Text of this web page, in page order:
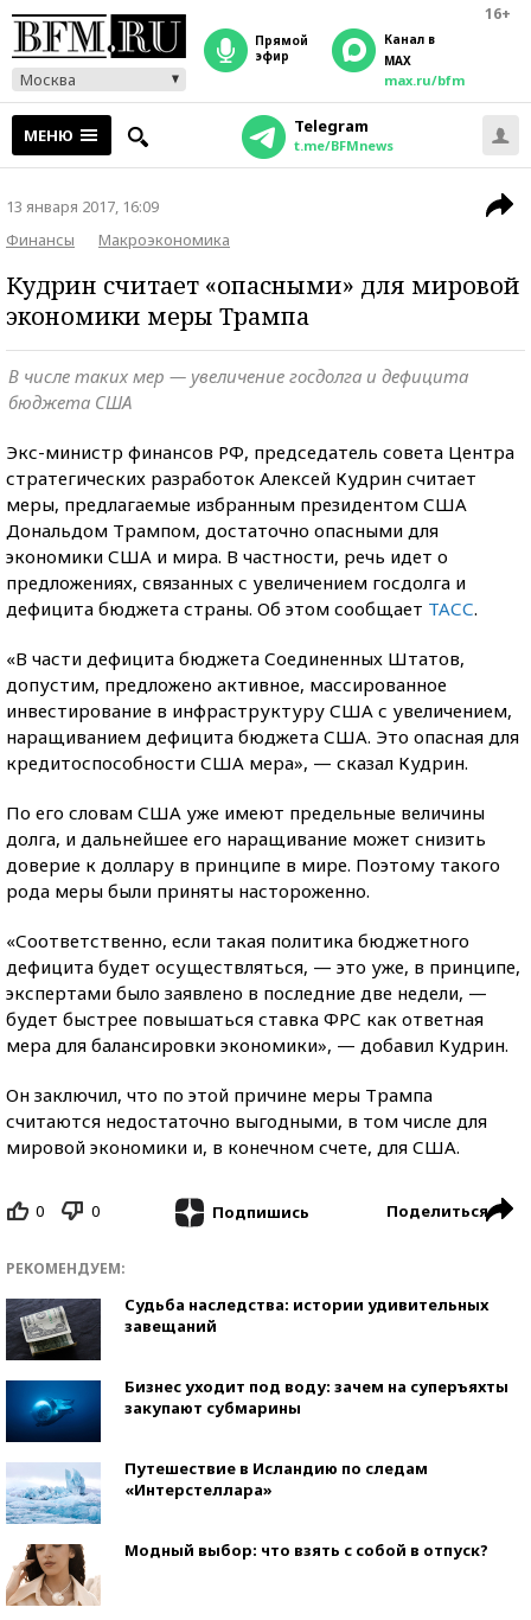
16+
Москва
прямой
эфир
Канал в
MAX
max.ru/bfm
МЕНЮ Telegram
t.me/BFMnews
13 января 2017, 16:09
Финансы
Макроэкономика
Кудрин считает «опасными» для мировой
экономики меры Трампа
В числе таких мер — увеличение госдолга и дефицита
бюджета США
Экс-министр финансов РФ, председатель совета Центра
стратегических разработок Алексей Кудрин считает
меры, предлагаемые избранным президентом США
Дональдом Трампом, достаточно опасными для
экономики США и мира. В частности, речь идет о
предложениях, связанных с увеличением госдолга и
дефицита бюджета страны. Об этом сообщает ТАСС.
«В части дефицита бюджета Соединенных Штатов,
допустим, предложено активное, массированное
инвестирование в инфраструктуру США с увеличением,
наращиванием дефицита бюджета США. Это опасная для
кредитоспособности США мера», — сказал Кудрин.
По его словам США уже имеют предельные величины
долга, и дальнейшее его наращивание может снизить
доверие к доллару в принципе в мире. Поэтому такого
рода меры были приняты настороженно.
«Соответственно, если такая политика бюджетного
дефицита будет осуществляться, — это уже, в принципе,
экспертами было заявлено в последние две недели, —
будет быстрее повышаться ставка ФРС как ответная
мера для балансировки экономики», — добавил Кудрин.
Он заключил, что по этой причине меры Трампа
считаются недостаточно выгодными, в том числе для
мировой экономики и, в конечном счете, для США.
0 0 Подпишись Поделиться
РЕКОМЕНДУЕМ:
Судьба наследства: истории удивительных
завещаний
Бизнес уходит под воду: зачем на суперъяхты
закупают субмарины
Путешествие в Исландию по следам
«Интерстеллара»
Модный выбор: что взять с собой в отпуск?